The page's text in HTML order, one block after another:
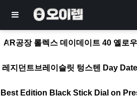
AR공장 롤렉스 데이데이트 40 옐로
레지던트브레이슬릿 텅스텐 Day
Best Edition Black Stick Dial on